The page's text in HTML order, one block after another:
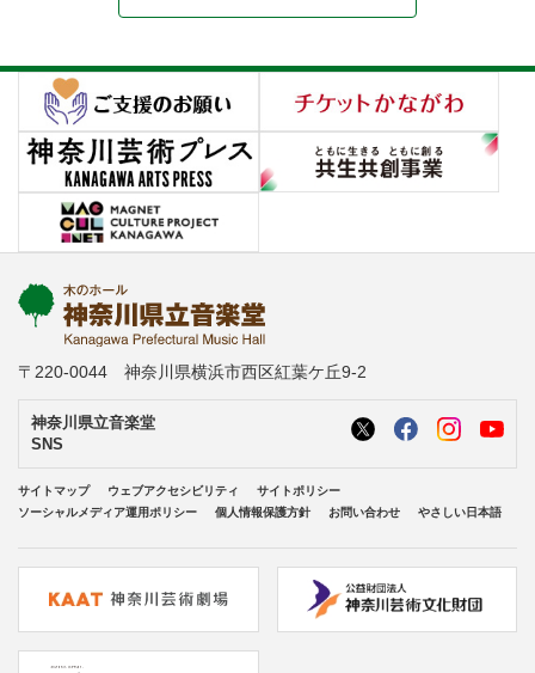
〒220-0044 神奈川県横浜市西区紅葉ケ丘9-2
神奈川県立音楽堂
SNS
サイトマップ ウェブアクセシビリティ
サイトポリシー
ソーシャルメディア運用ポリシー
個人情報保護方針 お問い合わせ やさしい日本語